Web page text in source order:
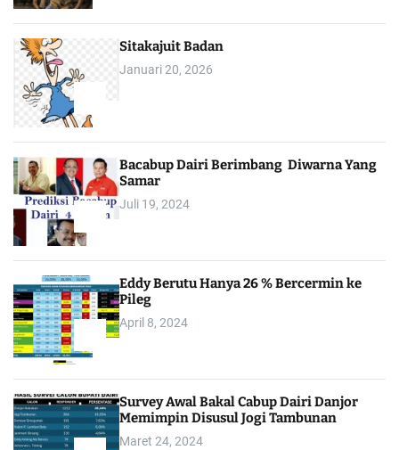
Sitakajuit Badan
Januari 20, 2026
Bacabup Dairi Berimbang Diwarna Yang
Samar
Juli 19, 2024
Eddy Berutu Hanya 26 % Bercermin ke
Pileg
April 8, 2024
Survey Awal Bakal Cabup Dairi Danjor
Memimpin Disusul Jogi Tambunan
Maret 24, 2024